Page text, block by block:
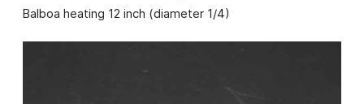
Balboa heating 12 inch (diameter 1/4)